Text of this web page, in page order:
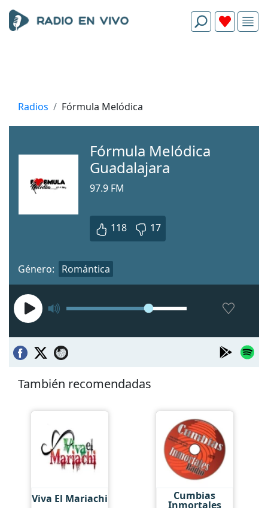
Radios Fórmula Melódica
Fórmula Melódica
Guadalajara
97.9 FM
118 17
Género: Romántica
También recomendadas
Viva El Mariachi Cumbias
Inmortales